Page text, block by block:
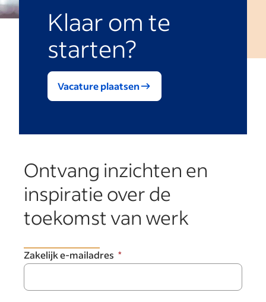
Klaar om te
starten?
Vacature plaatsen
Ontvang inzichten en
inspiratie over de
toekomst van werk
Zakelijk e-mailadres